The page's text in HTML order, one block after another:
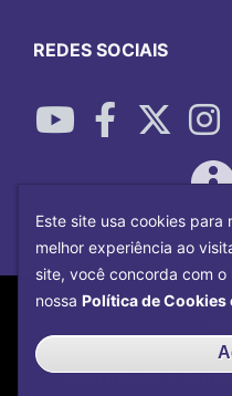
REDES SOCIAIS
Copyright©2026
Informação e
Este site usa cookies para
melhor experiência ao
site, você concorda com o
nossa Política de Cookies